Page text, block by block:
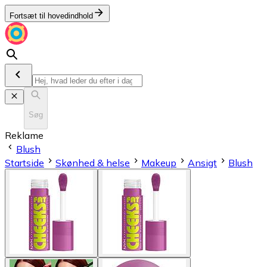
Fortsæt til hovedindhold
Søg
Reklame
Blush
Startside
Skønhed & helse Makeup Ansigt Blush